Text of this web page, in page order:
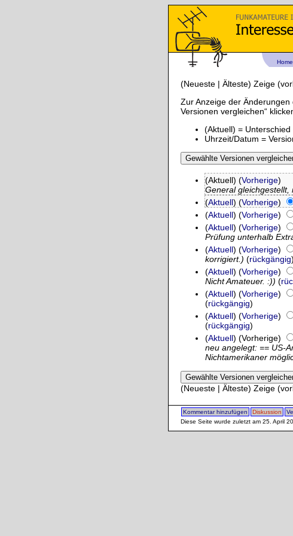
Home
(Neueste | Älteste) Zeige
Zur Anzeige der
Versionen vergleichen“
(Aktuell) =
Uhrzeit/Datum =
(Aktuell) (Vorherige)
General gleichgestellt,
(Aktuell) (Vorherige)
(Aktuell) (Vorherige)
(Aktuell) (Vorherige)
Prüfung unterhalb
(Aktuell) (Vorherige)
korrigiert.) (rückgängig)
(Aktuell) (Vorherige)
Nicht Amateuer. :)) (
(Aktuell) (Vorherige)
(rückgängig)
(Aktuell) (Vorherige)
(rückgängig)
(Aktuell) (Vorherige)
neu angelegt: == US-
Nichtamerikaner
(Neueste | Älteste) Zeige
Kommentar hinzufügen Diskussion
Diese Seite wurde zuletzt am 25. April